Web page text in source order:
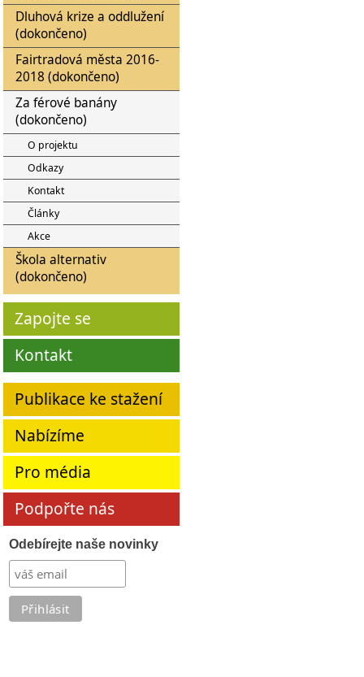
Dluhová krize a oddlužení
(dokončeno)
Fairtradová města 2016-
2018 (dokončeno)
Za férové banány
(dokončeno)
O projektu
Odkazy
Kontakt
Články
Akce
Škola alternativ
(dokončeno)
Zapojte se
Kontakt
Publikace ke stažení
Nabízíme
Pro média
Podpořte nás
Odebírejte naše novinky